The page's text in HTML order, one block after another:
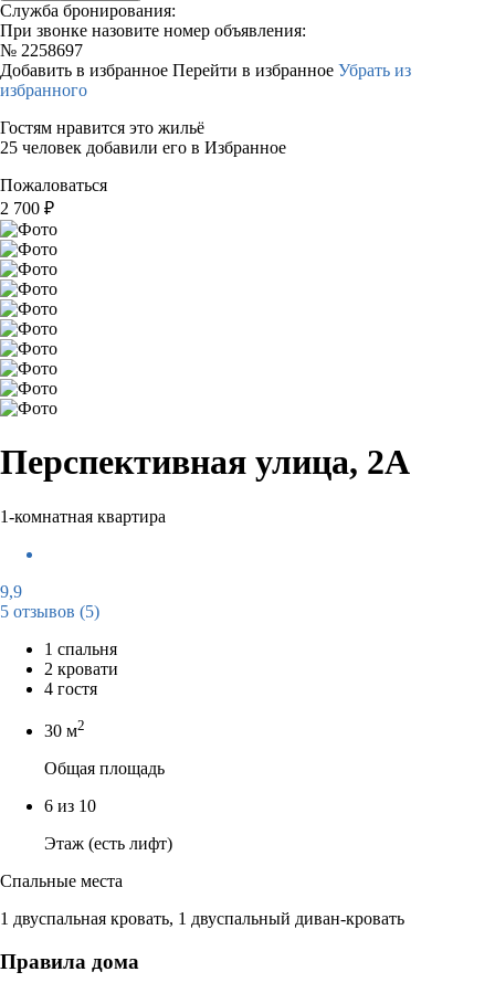
Служба бронирования:
При звонке назовите номер объявления:
№ 2258697
Добавить в избранное Перейти в избранное Убрать из
избранного
Гостям нравится это жильё
25 человек добавили его в Избранное
Пожаловаться
2 700 ₽
Перспективная улица, 2А
1-комнатная квартира
9,9
5 отзывов (5)
1 спальня
2 кровати
4 гостя
30 м2
Общая площадь
6 из 10
Этаж (есть лифт)
Спальные места
1 двуспальная кровать, 1 двуспальный диван-кровать
Правила дома